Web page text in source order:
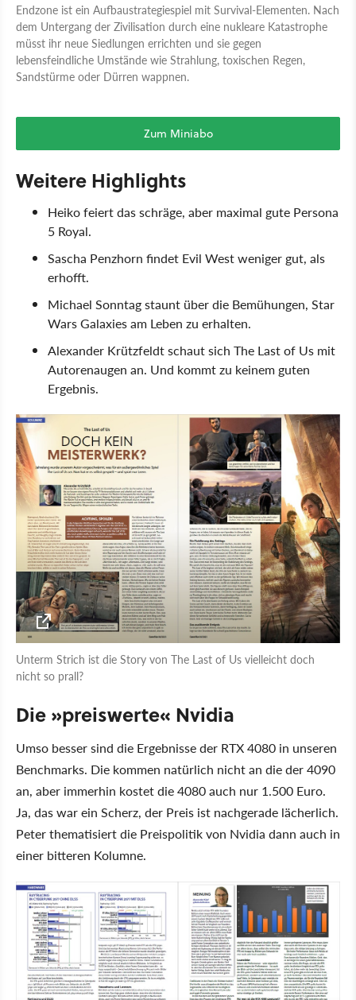
Endzone ist ein Aufbaustrategiespiel mit Survival-Elementen. Nach
dem Untergang der Zivilisation durch eine nukleare Katastrophe
müsst ihr neue Siedlungen errichten und sie gegen
lebensfeindliche Umstände wie Strahlung, toxischen Regen,
Sandstürme oder Dürren wappnen.
Zum Miniabo
Weitere Highlights
Heiko feiert das schräge, aber maximal gute Persona
5 Royal.
Sascha Penzhorn findet Evil West weniger gut, als
erhofft.
Michael Sonntag staunt über die Bemühungen, Star
Wars Galaxies am Leben zu erhalten.
Alexander Krützfeldt schaut sich The Last of Us mit
Autorenaugen an. Und kommt zu keinem guten
Ergebnis.
Unterm Strich ist die Story von The Last of Us vielleicht doch
nicht so prall?
Die »preiswerte« Nvidia
Umso besser sind die Ergebnisse der RTX 4080 in unseren
Benchmarks. Die kommen natürlich nicht an die der 4090
an, aber immerhin kostet die 4080 auch nur 1.500 Euro.
Ja, das war ein Scherz, der Preis ist nachgerade lächerlich.
Peter thematisiert die Preispolitik von Nvidia dann auch in
einer bitteren Kolumne.